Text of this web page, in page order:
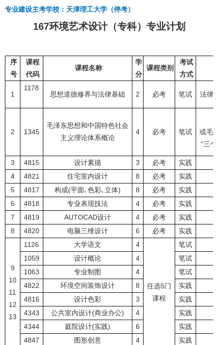
专业建设主考学校：天津理工大学（停考）
167环境艺术设计（专科）专业计划
序
号
课程
代码
课程名称
学
分
课程类别
考试
方式
1
1178
思想道德修养与法律基础
2 必考 笔试 法律
2 1345
毛泽东思想和中国特色社会
主义理论体系概论
4 必考 笔试
或毛
“三
3 4815 设计素描 3 必考
实践
4
4821 住宅室内设计 8 必考
实践
5
4817 构成(平面､色彩､立体) 8 必考
实践
6
4818 专业表现技法 4 必考
实践
7
4819 AUTOCAD设计 4 必考
实践
8
4820 电脑三维设计 6 必考 实践
9
10
11
12
13
1126 大学语文 4
任选5门
课程
笔试
1059
设计概论 4
笔试
1063
专业制图 4
笔试
4822
环境空间装饰设计 8
实践
4816
设计色彩 3
实践
4343
公共室内设计(商业办公) 4
实践
4344
庭院设计(实践) 6
实践
4847
图形创意 4
实践